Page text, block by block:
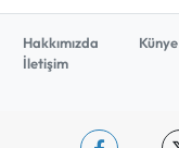
Hakkımızda
Künye
İletişim